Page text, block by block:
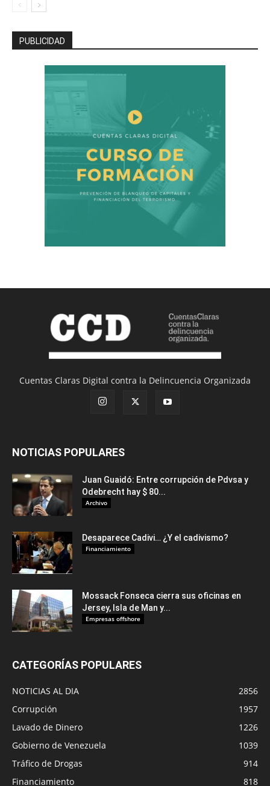
PUBLICIDAD
Cuentas Claras Digital contra la Delincuencia Organizada
NOTICIAS POPULARES
Juan Guaidó: Entre corrupción de Pdvsa y
Odebrecht hay $ 80...
Archivo
Desaparece Cadivi… ¿Y el cadivismo?
Financiamiento
Mossack Fonseca cierra sus oficinas en
Jersey, Isla de Man y...
Empresas offshore
CATEGORÍAS POPULARES
NOTICIAS AL DIA
2856
Corrupción
1957
Lavado de Dinero
1226
Gobierno de Venezuela
1039
Tráfico de Drogas
914
Financiamiento
818